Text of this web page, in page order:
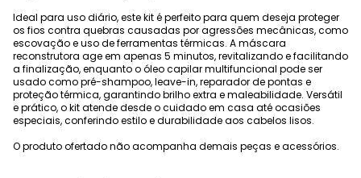
Ideal para uso diário, este kit é perfeito para quem deseja proteger
os fios contra quebras causadas por agressões mecânicas, como
escovação e uso de ferramentas térmicas. A máscara
reconstrutora age em apenas 5 minutos, revitalizando e facilitando
a finalização, enquanto o óleo capilar multifuncional pode ser
usado como pré-shampoo, leave-in, reparador de pontas e
proteção térmica, garantindo brilho extra e maleabilidade. Versátil
e prático, o kit atende desde o cuidado em casa até ocasiões
especiais, conferindo estilo e durabilidade aos cabelos lisos.
O produto ofertado não acompanha demais peças e acessórios.